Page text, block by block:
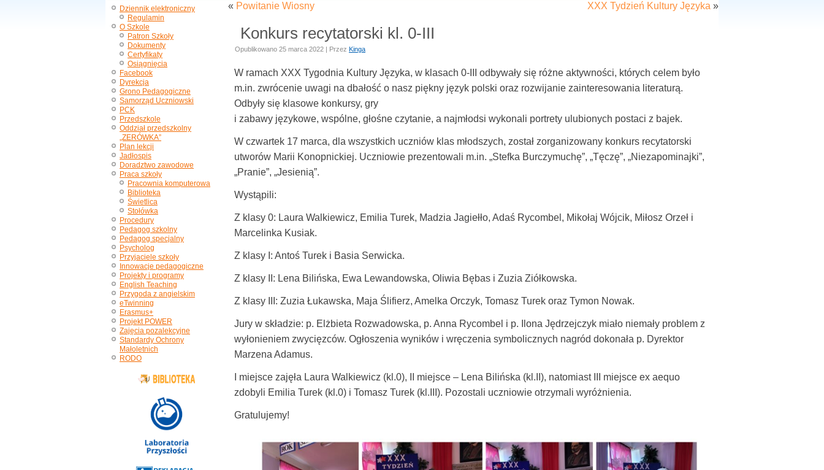
Dziennik elektroniczny
Regulamin
O Szkole
Patron Szkoły
Dokumenty
Certyfikaty
Osiągnięcia
Facebook
Dyrekcja
Grono Pedagogiczne
Samorząd Uczniowski
PCK
Przedszkole
Oddział przedszkolny
„ZERÓWKA”
Plan lekcji
Jadłospis
Doradztwo zawodowe
Praca szkoły
Pracownia komputerowa
Biblioteka
Świetlica
Stołówka
Procedury
Pedagog szkolny
Pedagog specjalny
Psycholog
Przyjaciele szkoły
Innowacje pedagogiczne
Projekty i programy
English Teaching
Przygoda z angielskim
eTwinning
Erasmus+
Projekt POWER
Zajęcia pozalekcyjne
Standardy Ochrony
Małoletnich
RODO
« Powitanie Wiosny XXX Tydzień Kultury Języka »
Konkurs recytatorski kl. 0-III
Opublikowano 25 marca 2022 | Przez Kinga
W ramach XXX Tygodnia Kultury Języka, w klasach 0-III odbywały się różne aktywności, których celem było
m.in. zwrócenie uwagi na dbałość o nasz piękny język polski oraz rozwijanie zainteresowania literaturą.
Odbyły się klasowe konkursy, gry
i zabawy językowe, wspólne, głośne czytanie, a najmłodsi wykonali portrety ulubionych postaci z bajek.
W czwartek 17 marca, dla wszystkich uczniów klas młodszych, został zorganizowany konkurs recytatorski
utworów Marii Konopnickiej. Uczniowie prezentowali m.in. „Stefka Burczymuchę”, „Tęczę”, „Niezapominajki”,
„Pranie”, „Jesienią”.
Wystąpili:
Z klasy 0: Laura Walkiewicz, Emilia Turek, Madzia Jagiełło, Adaś Rycombel, Mikołaj Wójcik, Miłosz Orzeł i
Marcelinka Kusiak.
Z klasy I: Antoś Turek i Basia Serwicka.
Z klasy II: Lena Bilińska, Ewa Lewandowska, Oliwia Bębas i Zuzia Ziółkowska.
Z klasy III: Zuzia Łukawska, Maja Ślifierz, Amelka Orczyk, Tomasz Turek oraz Tymon Nowak.
Jury w składzie: p. Elżbieta Rozwadowska, p. Anna Rycombel i p. Ilona Jędrzejczyk miało niemały problem z
wyłonieniem zwycięzców. Ogłoszenia wyników i wręczenia symbolicznych nagród dokonała p. Dyrektor
Marzena Adamus.
I miejsce zajęła Laura Walkiewicz (kl.0), II miejsce – Lena Bilińska (kl.II), natomiast III miejsce ex aequo
zdobyli Emilia Turek (kl.0) i Tomasz Turek (kl.III). Pozostali uczniowie otrzymali wyróżnienia.
Gratulujemy!